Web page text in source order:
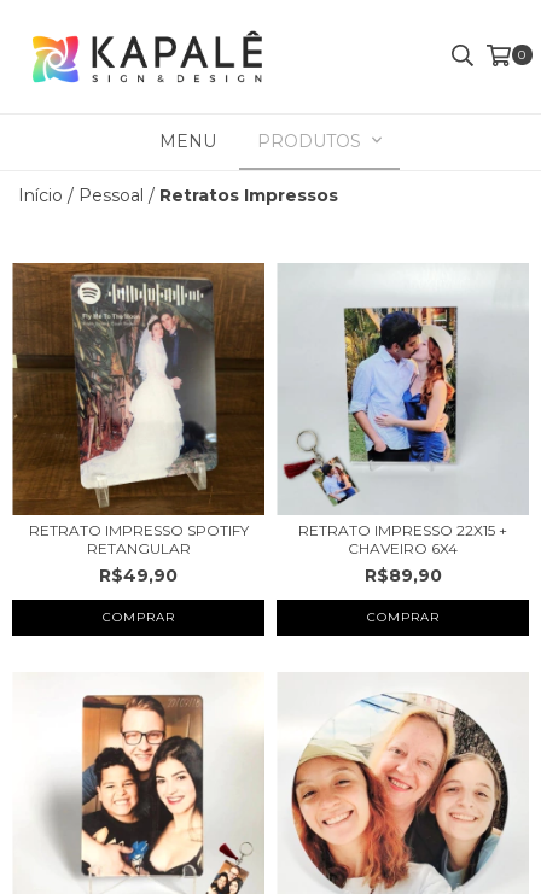
0
MENU PRODUTOS
Início / Pessoal / Retratos Impressos
RETRATO IMPRESSO SPOTIFY
RETANGULAR
R$49,90
COMPRAR
RETRATO IMPRESSO 22X15 +
CHAVEIRO 6X4
R$89,90